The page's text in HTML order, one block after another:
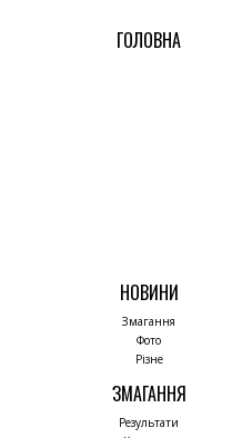
ГОЛОВНА
НОВИНИ
Змагання
Фото
Різне
ЗМАГАННЯ
Результати